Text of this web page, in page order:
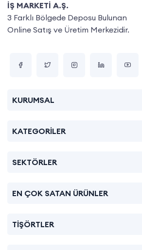
İŞ MARKETİ A.Ş.
3 Farklı Bölgede Deposu Bulunan
Online Satış ve Üretim Merkezidir.
KURUMSAL
KATEGORİLER
SEKTÖRLER
EN ÇOK SATAN ÜRÜNLER
TİŞÖRTLER